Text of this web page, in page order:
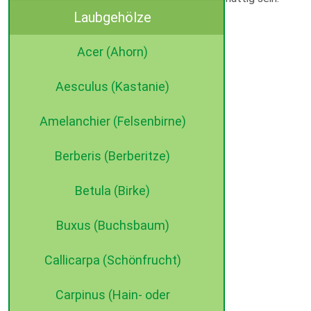
Laubgehölze
Acer (Ahorn)
Aesculus (Kastanie)
Amelanchier (Felsenbirne)
Berberis (Berberitze)
Betula (Birke)
Buxus (Buchsbaum)
Callicarpa (Schönfrucht)
Carpinus (Hain- oder